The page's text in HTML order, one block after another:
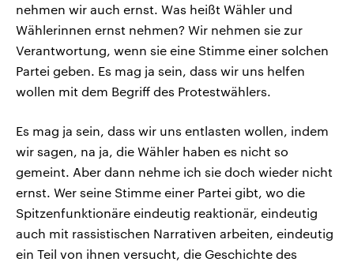
nehmen wir auch ernst. Was heißt Wähler und
Wählerinnen ernst nehmen? Wir nehmen sie zur
Verantwortung, wenn sie eine Stimme einer solchen
Partei geben. Es mag ja sein, dass wir uns helfen
wollen mit dem Begriff des Protestwählers.
Es mag ja sein, dass wir uns entlasten wollen, indem
wir sagen, na ja, die Wähler haben es nicht so
gemeint. Aber dann nehme ich sie doch wieder nicht
ernst. Wer seine Stimme einer Partei gibt, wo die
Spitzenfunktionäre eindeutig reaktionär, eindeutig
auch mit rassistischen Narrativen arbeiten, eindeutig
ein Teil von ihnen versucht, die Geschichte des